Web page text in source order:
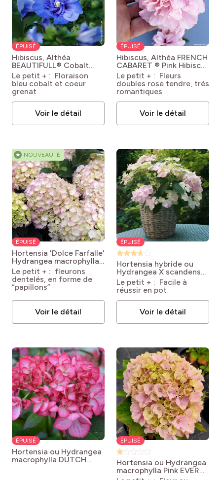
ÉPUISÉ
Hibiscus, Althéa
BEAUTIFULL® Cobalt
Hibiscus syriacus
'Minsybfcble17',
BEAUTIFULL® Cobalt
Le petit + : Floraison
bleu cobalt et coeur
grenat
Voir le détail
ÉPUISÉ
Hibiscus, Althéa FRENCH
CABARET ® Pink Hibiscus
syriacus French Cabaret
Pink
Le petit + : Fleurs
doubles rose tendre, très
romantiques
Voir le détail
★ NOUVEAUTÉ
ÉPUISÉ
Hortensia 'Dolce Farfalle'
Hydrangea macrophylla
Dolce Farfalle (Dolfarf)
Le petit + : fleurons
dentelés, en forme de
“papillons”
Voir le détail
ÉPUISÉ
Hortensia hybride ou
Hydrangea X scandens
FRENCH BOLERO®
Hydrangea macrophylla
x scandens French
Bolero®
Le petit + : Facile à
réussir en pot
Voir le détail
ÉPUISÉ
Hortensia ou Hydrangea
macrophylla DUTCH
ÉPUISÉ
Hortensia ou Hydrangea
macrophylla Pink EVER